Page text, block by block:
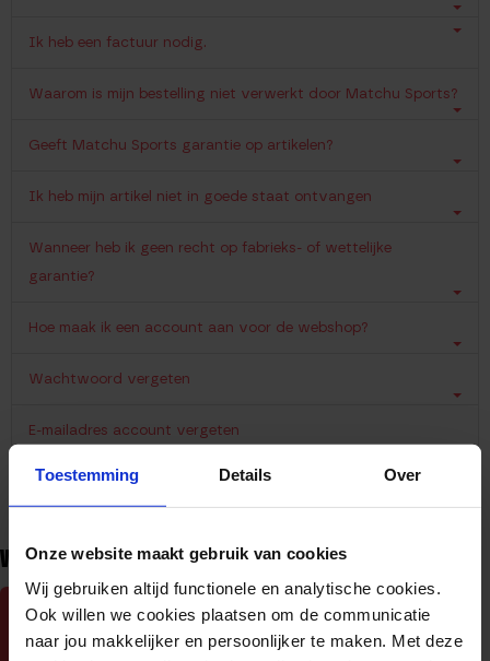
Toestemming Details Over
Onze website maakt gebruik van cookies
Wij gebruiken altijd functionele en analytische cookies.
Ook willen we cookies plaatsen om de communicatie
naar jou makkelijker en persoonlijker te maken. Met deze
Ik heb een factuur nodig.
Waarom is mijn bestelling niet verwerkt door Matchu Sports?
Geeft Matchu Sports garantie op artikelen?
Ik heb mijn artikel niet in goede staat ontvangen
Wanneer heb ik geen recht op fabrieks- of wettelijke
garantie?
Hoe maak ik een account aan voor de webshop?
Wachtwoord vergeten
E-mailadres account vergeten
Ik krijg de melding ‘Onbekende klant’
VRAGEN OF HULP NODIG?
BEL ONS
053-4328424